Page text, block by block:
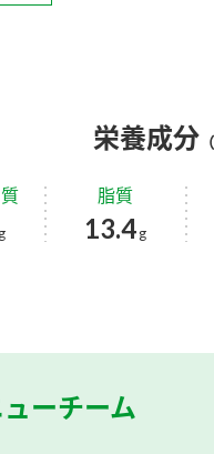
栄養成分
g
脂質
13.4 g
ーチーム